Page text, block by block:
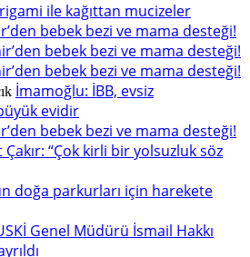
ile kağıttan mucizeler
bebek bezi ve mama desteği!
bebek bezi ve mama desteği!
bebek bezi ve mama desteği!
İmamoğlu: İBB, evsiz
evidir
bebek bezi ve mama desteği!
“Çok kirli bir yolsuzluk söz
doğa parkurları için harekete
Genel Müdürü İsmail Hakkı